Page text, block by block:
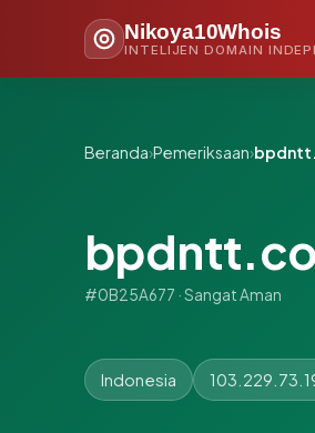
Nikoya10Whois
INTELIJEN DOMAIN
Beranda›Pemeriksaan›
#0B25A677 · Sangat Aman
Indonesia